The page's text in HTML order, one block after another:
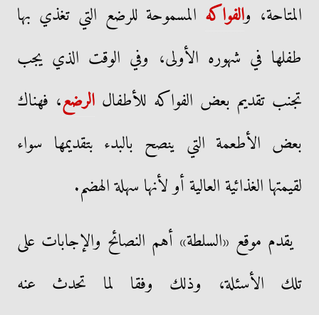
المتاحة، والفواكه المسموحة للرضع التي تغذي بها
طفلها في شهوره الأولى، وفي الوقت الذي يجب
تجنب تقديم بعض الفواكه للأطفال الرضع، فهناك
بعض الأطعمة التي ينصح بالبدء بتقديمها سواء
لقيمتها الغذائية العالية أو لأنها سهلة الهضم.
يقدم موقع «السلطة» أهم النصائح والإجابات على
تلك الأسئلة، وذلك وفقا لما تحدث عنه